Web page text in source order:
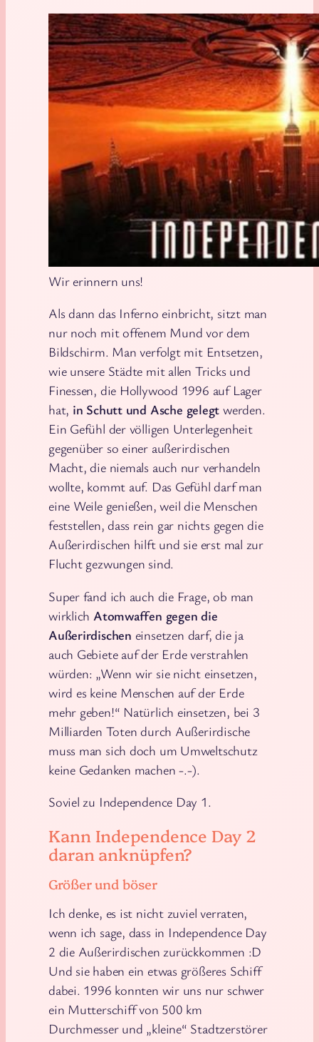
Wir erinnern uns!
Als dann das Inferno einbricht, sitzt man
nur noch mit offenem Mund vor dem
Bildschirm. Man verfolgt mit Entsetzen,
wie unsere Städte mit allen Tricks und
Finessen, die Hollywood 1996 auf Lager
hat, in Schutt und Asche gelegt werden.
Ein Gefühl der völligen Unterlegenheit
gegenüber so einer außerirdischen
Macht, die niemals auch nur verhandeln
wollte, kommt auf. Das Gefühl darf man
eine Weile genießen, weil die Menschen
feststellen, dass rein gar nichts gegen die
Außerirdischen hilft und sie erst mal zur
Flucht gezwungen sind.
Super fand ich auch die Frage, ob man
wirklichAtomwaffen gegen die
Außerirdischen einsetzen darf, die ja
auch Gebiete auf der Erde verstrahlen
würden: „Wenn wir sie nicht einsetzen,
wird es keine Menschen auf der Erde
mehr geben!“ Natürlich einsetzen, bei 3
Milliarden Toten durch Außerirdische
muss man sich doch um Umweltschutz
keine Gedanken machen -.-).
Soviel zu Independence Day 1.
Kann Independence Day 2
daran anknüpfen?
Größer und böser
Ich denke, es ist nicht zuviel verraten,
wenn ich sage, dass in Independence Day
2 die Außerirdischen zurückkommen :D
Und sie haben ein etwas größeres Schiff
dabei. 1996 konnten wir uns nur schwer
ein Mutterschiff von 500 km
Durchmesser und „kleine“ Stadtzerstörer